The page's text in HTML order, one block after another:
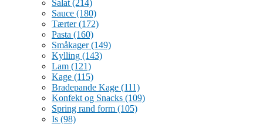
Salat (214)
Sauce (180)
Tærter(172)
Pasta (160)
Småkager(149)
Kylling (143)
Lam (121)
Kage (115)
Bradepande Kage (111)
Konfekt og Snacks (109)
Spring rand form (105)
Is (98)